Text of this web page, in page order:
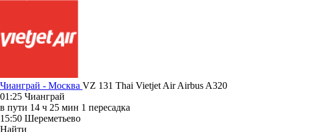
Чианграй - Москва VZ 131 Thai Vietjet AirAirbus A320
01:25 Чианграй
в пути 14 ч 25 мин 1 пересадка
15:50 Шереметьево
Найти